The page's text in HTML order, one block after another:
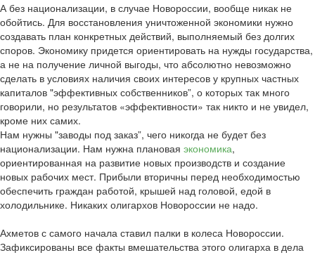
А без национализации, в случае Новороссии, вообще никак не
обойтись. Для восстановления уничтоженной экономики нужно
создавать план конкретных действий, выполняемый без долгих
споров. Экономику придется ориентировать на нужды государства,
а не на получение личной выгоды, что абсолютно невозможно
сделать в условиях наличия своих интересов у крупных частных
капиталов "эффективных собственников”, о которых так много
говорили, но результатов «эффективности» так никто и не увидел,
кроме них самих.
Нам нужны "заводы под заказ”, чего никогда не будет без
национализации. Нам нужна плановая экономика,
ориентированная на развитие новых производств и создание
новых рабочих мест. Прибыли вторичны перед необходимостью
обеспечить граждан работой, крышей над головой, едой в
холодильнике. Никаких олигархов Новороссии не надо.
Ахметов с самого начала ставил палки в колеса Новороссии.
Зафиксированы все факты вмешательства этого олигарха в дела